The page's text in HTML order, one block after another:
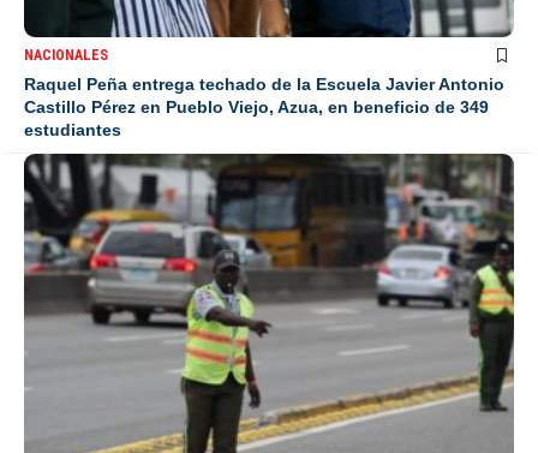
NACIONALES
Raquel Peña entrega techado de la Escuela Javier Antonio
Castillo Pérez en Pueblo Viejo, Azua, en beneficio de 349
estudiantes